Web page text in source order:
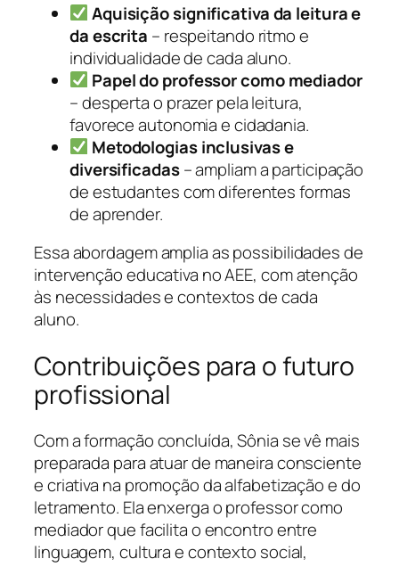
Aquisição significativa da leitura e
da escrita – respeitando ritmo e
individualidade de cada aluno.
Papel do professor como mediador
– desperta o prazer pela leitura,
favorece autonomia e cidadania.
Metodologias inclusivas e
diversificadas– ampliam a participação
de estudantes com diferentes formas
de aprender.
Essa abordagem amplia as possibilidades de
intervenção educativa no AEE, com atenção
às necessidades e contextos de cada
aluno.
Contribuições para o futuro
profissional
Com a formação concluída, Sônia se vê mais
preparada para atuar de maneira consciente
e criativa na promoção da alfabetização e do
letramento. Ela enxerga o professor como
mediador que facilita o encontro entre
linguagem, cultura e contexto social,